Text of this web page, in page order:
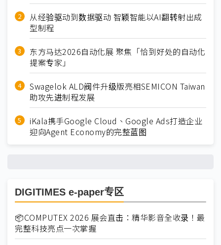
从经验驱动到数据驱动 智颖智能以AI翻转射出成
型制程
东方马达2026自动化展 聚焦「恰到好处的自动化
提案专家」
Swagelok ALD阀件升级版亮相SEMICON Taiwan
助攻先进制程发展
iKala携手Google Cloud、Google Ads打造企业
迎向Agent Economy的完整蓝图
DIGITIMES e-paper专区
📦COMPUTEX 2026 展会直击：精华影音全收录！最
完整科技亮点一次掌握